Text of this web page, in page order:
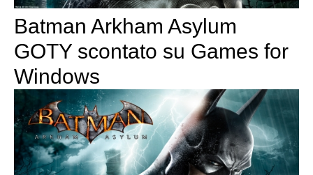
Batman Arkham Asylum
GOTY scontato su Games for
Windows